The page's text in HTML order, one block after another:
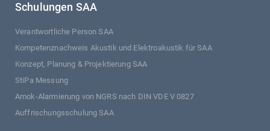
Schulungen SAA
Verantwortliche Person SAA
Kompetenznachweis Akustik und Elektroakustik für SAA
Konzept, Planung & Projektierung SAA
StiPa Messung
Amok-Alarmierung von NGRS nach DIN VDE V 0827
Auffrischungsschulung SAA